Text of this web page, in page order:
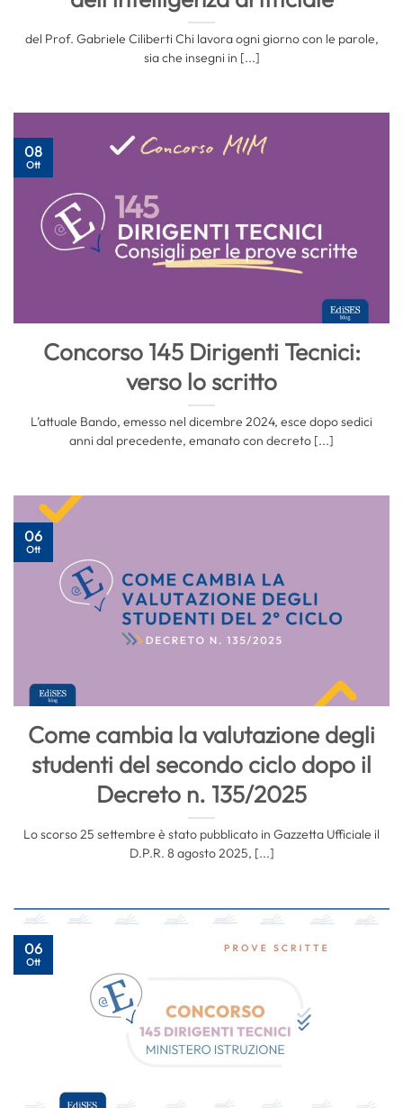
del Prof. Gabriele Ciliberti Chi lavora ogni giorno con le parole,
sia che insegni in [...]
Concorso 145 Dirigenti Tecnici:
verso lo scritto
L’attuale Bando, emesso nel dicembre 2024, esce dopo sedici
anni dal precedente, emanato con decreto [...]
08
Ott
Come cambia la valutazione degli
studenti del secondo ciclo dopo il
Decreto n. 135/2025
Lo scorso 25 settembre è stato pubblicato in Gazzetta Ufficiale il
D.P.R. 8 agosto 2025, [...]
06
Ott
06
Ott